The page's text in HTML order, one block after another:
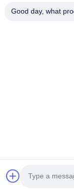
Control De
©2017-
Good day, what